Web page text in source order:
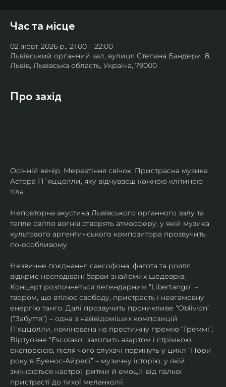
Час та місце
02 жовт. 2026 р., 21:00 – 22:00
Львівський органний зал, вулиця Степана Бандери, 8,
Львів, Львівська область, Україна, 79000
Про захід
Осінній вечір. Мерехтіння свічок. Пристрасна музика
Астора П`яццолли, яку відчуваєш кожною клітиною
тіла.
Неповторна акустика Львівського органного залу та
тепле світло вогнів створять атмосферу, у якій музика
культового аргентинського композитора прозвучить
по-особливому.
Незвичне поєднання саксофона, фагота та рояля
відкриє несподівані барви знайомих шедеврів.
Концерт розпочнеться легендарним “Libertango” –
твором, що втілює свободу, пристрасть і невгамовну
енергію танго. Далі прозвучить проникливе “Oblivion”
(“Забуття”) – одна з найвідоміших композицій
П'яццолли, номінована на престижну премію “Греммі”.
Віртуозне “Escolaso” захопить азартом і стрімкою
експресією, після чого слухачі поринуть у цикл “Пори
року в Буенос-Айресі” – музичну історію, у якій
змінюються настрої, ритми й емоції: від палкої
пристрасті до тихої меланхолії.